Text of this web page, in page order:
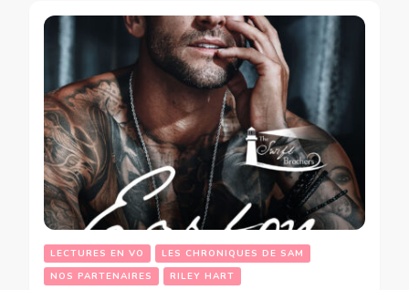
LECTURES EN VO
LES CHRONIQUES DE SAM
NOS PARTENAIRES
RILEY HART